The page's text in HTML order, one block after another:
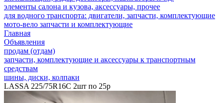
элементы салона и кузова, аксессуары, прочее
для водного транспорта: двигатели, запчасти, комплектующие
мото-вело запчасти и комплектующие
Главная
Объявления
продам (отдам)
запчасти, комплектующие и аксессуары к транспортным
средствам
шины, диски, колпаки
LASSA 225/75R16C 2шт по 25р